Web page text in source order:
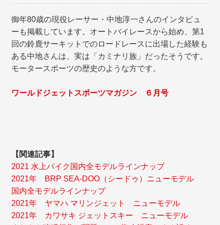
御年80歳の現役レーサー・中地淳一さんのインタビュ
ーも掲載しています。オートバイレースから始め、第1
回の鈴鹿サーキットでのロードレースに出場した経験も
ある中地さんは、実は「カミナリ族」だったそうです。
モータースポーツの歴史のような方です。
ワールドジェットスポーツマガジン ６月号
【関連記事】
2021 水上バイク国内全モデルラインナップ
2021年 BRP SEA-DOO（シードゥ）ニューモデル
国内全モデルラインナップ
2021年 ヤマハ マリンジェット ニューモデル
2021年 カワサキ ジェットスキー ニューモデル